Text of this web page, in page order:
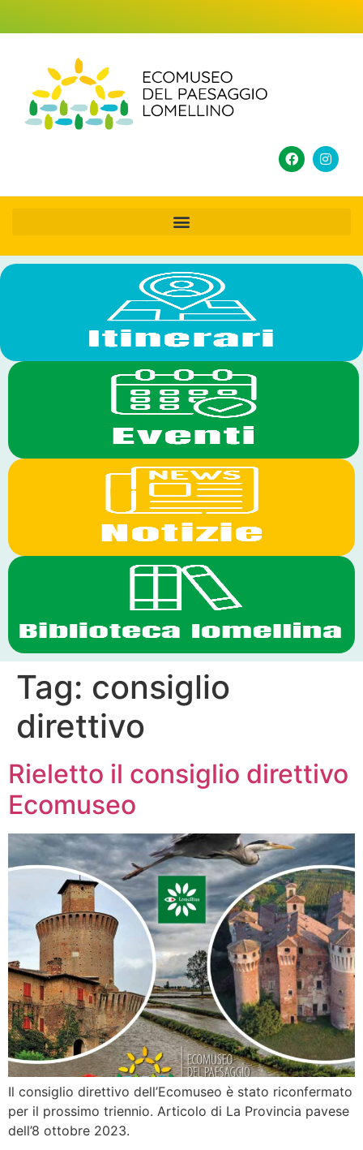
Tag: consiglio
direttivo
Rieletto il consiglio direttivo
Ecomuseo
Il consiglio direttivo dell’Ecomuseo è stato riconfermato
per il prossimo triennio. Articolo di La Provincia pavese
dell’8 ottobre 2023.